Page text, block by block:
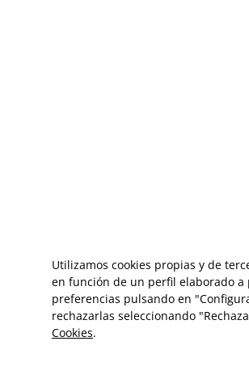
Utilizamos cookies propias y de
en función de un perfil elaborado
preferencias pulsando en
rechazarlas seleccionando
Cookies.